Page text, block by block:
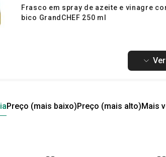
Frasco em spray de azeite e vinagre
bico GrandCHEF 250 ml
Preço (mais baixo)Preço (mais alto)Mais